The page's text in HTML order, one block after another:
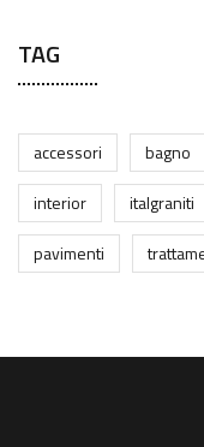
TAG
accessori bagno
interior
italgraniti
pavimenti